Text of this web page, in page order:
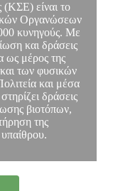
είναι το
Οργανώσεων
κυνηγούς. Με
και δράσεις
ως μέρος της
και των φυσικών
και μέσα
δράσεις
βιοτόπων,
της
υπαίθρου.